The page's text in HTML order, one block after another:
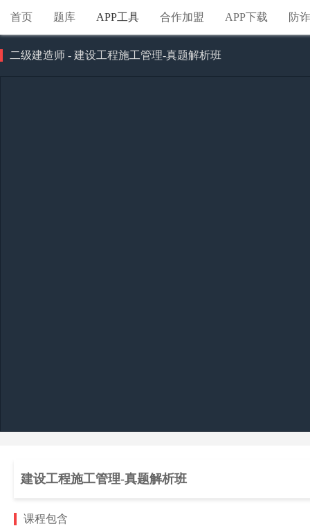
首页 题库 APP工具 合作加盟 APP下载 防
二级建造师 - 建设工程施工管理-真题解析班
建设工程施工管理-真题解析班
课程包含